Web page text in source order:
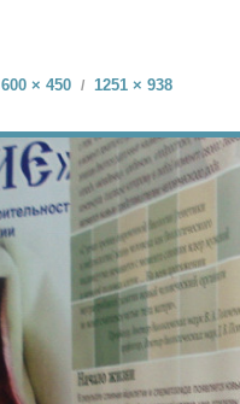
600 × 450 / 1251 × 938